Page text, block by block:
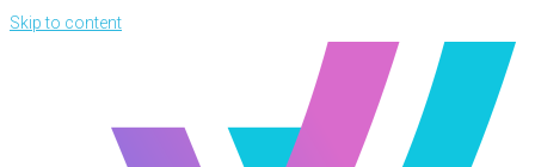
Skip to content